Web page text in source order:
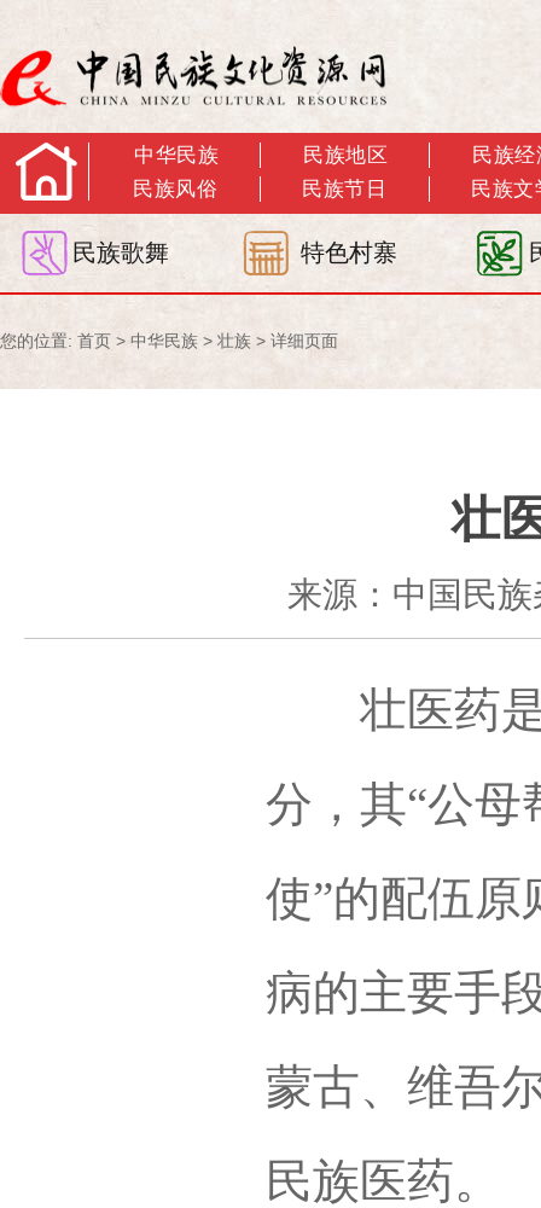
中华民族 民族地区
民族经
民族风俗
民族节日 民族文
民族歌舞 特色村寨
您的位置: 首页 > 中华民族 > 壮族 > 详细页面
壮
来源：中国民
壮医药是
分，其“公母
使”的配伍
病的主要手
蒙古、维吾
民族医药。